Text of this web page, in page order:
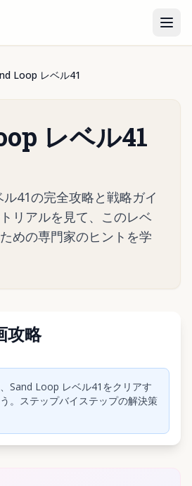
Loop レベル41
レベル41
41の完全攻略と戦略ガイ
リアルを見て、このレベ
めの専門家のヒントを学
攻略
クして動画を再生
Sand Loop レベル41をクリアす
。ステップバイステップの解決策